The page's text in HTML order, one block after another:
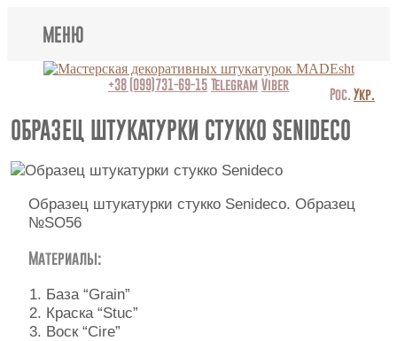
МЕНЮ
Lincrusta
Виды штукатурок
Поклейка обоев
Картины
Видео
Вопрос-ответ
+38 (099)731-69-15TelegramViber
ОБРАЗЕЦ ШТУКАТУРКИ СТУККО SENIDECO
Образец штукатурки стукко Senideco. Образец
№SO56
Материалы:
База “Grain”
Краска “Stuc”
Воск “Cire”
Рос.Укр.